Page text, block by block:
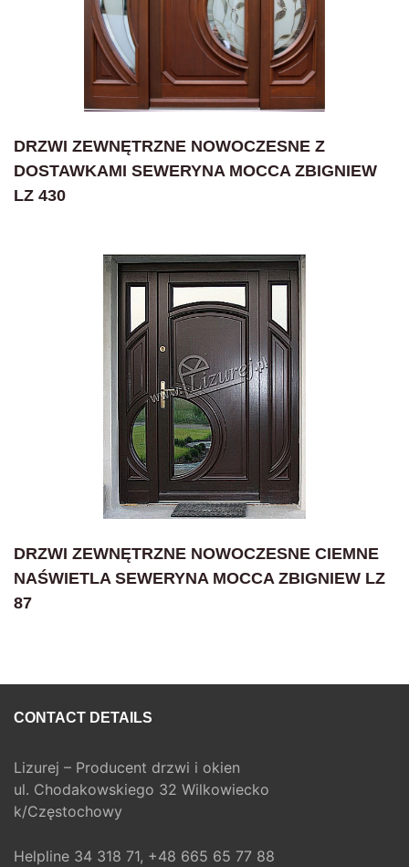
DRZWI ZEWNĘTRZNE NOWOCZESNE Z
DOSTAWKAMI SEWERYNA MOCCA ZBIGNIEW
LZ 430
DRZWI ZEWNĘTRZNE NOWOCZESNE CIEMNE
NAŚWIETLA SEWERYNA MOCCA ZBIGNIEW LZ
87
CONTACT DETAILS
Lizurej – Producent drzwi i okien
ul. Chodakowskiego 32 Wilkowiecko
k/Częstochowy
Helpline 34 318 71, +48 665 65 77 88